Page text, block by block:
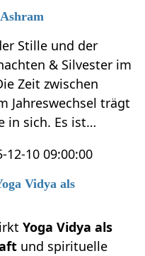
Stille und der
& Silvester im
Zeit zwischen
Jahreswechsel trägt
in sich. Es ist…
12-10 09:00:00
Vidya als
Yoga Vidya als
und spirituelle